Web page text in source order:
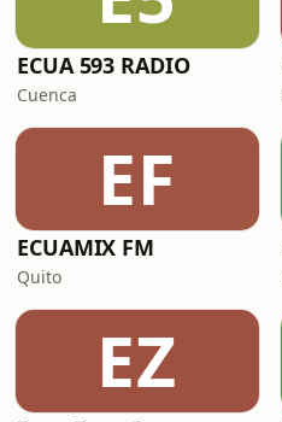
ECUA 593 RADIO
Cuenca
EF
ECUAMIX FM
Quito
EZ